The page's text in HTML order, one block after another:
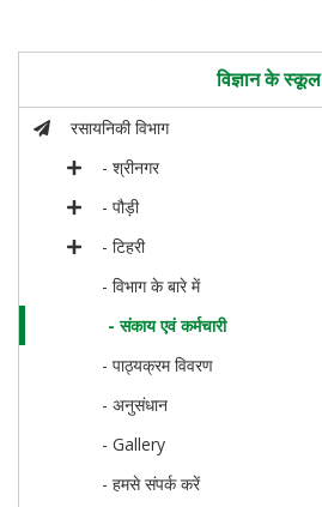
विज्ञान के स्कूल
रसायनिकी विभाग
- श्रीनगर
- पौड़ी
- टिहरी
- विभाग के बारे में
- संकाय एवं कर्मचारी
- पाठ्यक्रम विवरण
- अनुसंधान
- Gallery
- हमसे संपर्क करें